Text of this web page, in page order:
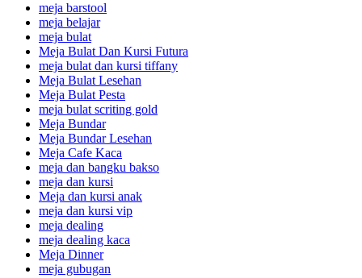
meja barstool
meja belajar
meja bulat
Meja Bulat Dan Kursi Futura
meja bulat dan kursi tiffany
Meja Bulat Lesehan
Meja Bulat Pesta
meja bulat scriting gold
Meja Bundar
Meja Bundar Lesehan
Meja Cafe Kaca
meja dan bangku bakso
meja dan kursi
Meja dan kursi anak
meja dan kursi vip
meja dealing
meja dealing kaca
Meja Dinner
meja gubugan